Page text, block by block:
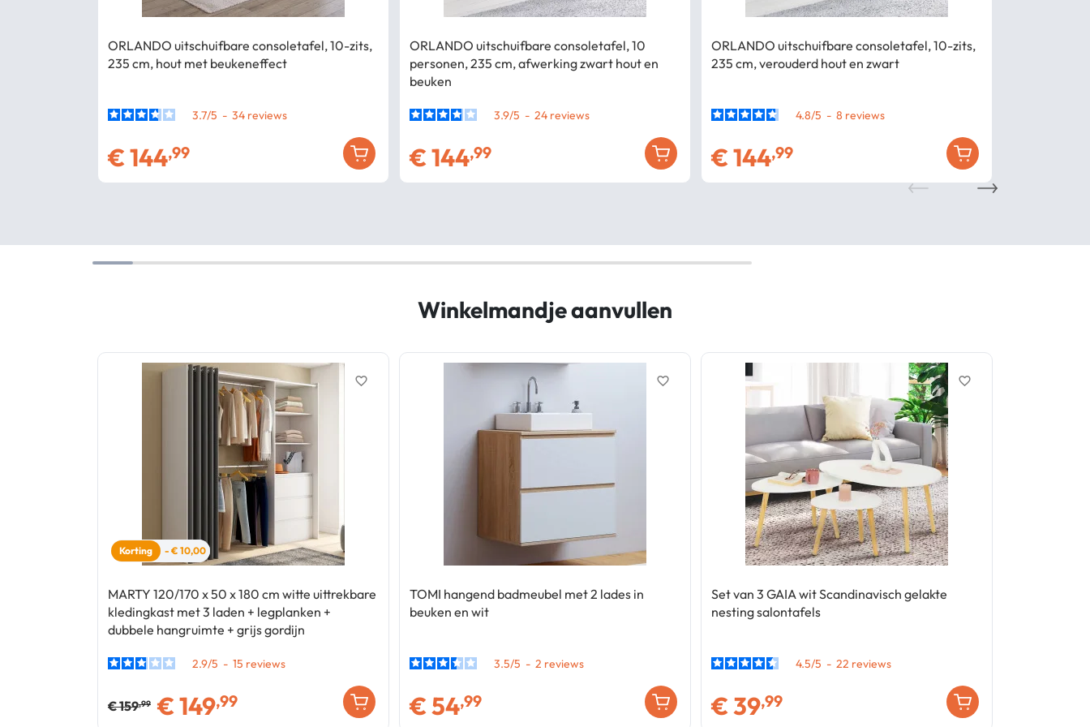
ORLANDO uitschuifbare consoletafel, 10-zits,
235 cm, hout met beukeneffect
3.7/5 - 34
€144,99
ORLANDO uitschuifbare consoletafel, 10
personen, 235 cm, afwerking zwart hout en
beuken
3.9/5 - 24
€144,99
ORLANDO uitschuifbare consoletafel, 10-zits,
235 cm, verouderd hout en zwart
4.8/5 - 8
€144,99
Winkelmandje aanvullen
Korting - € 10,00
MARTY 120/170 x 50 x 180 cm witte uittrekbare
kledingkast met 3 laden + legplanken +
dubbele hangruimte + grijs gordijn
2.9/5 - 15
€159,99 €149,99
favorite_border
TOMI hangend badmeubel met 2 lades in
beuken en wit
3.5/5 - 2
€54,99
favorite_border
Set van 3 GAIA wit Scandinavisch gelakte
nesting salontafels
4.5/5 - 22
€39,99
favorite_border